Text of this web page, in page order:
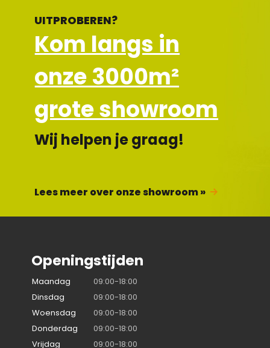
UITPROBEREN?
Kom langs in
onze 3000m²
grote showroom
Wij helpen je graag!
Lees meer over onze showroom »
Openingstijden
Maandag
09:00-18:00
Dinsdag
09:00-18:00
Woensdag
09:00-18:00
Donderdag
09:00-18:00
Vrijdag
09:00-18:00